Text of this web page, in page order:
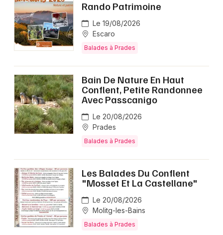
Rando Patrimoine
Le 19/08/2026
Escaro
Balades à Prades
Bain De Nature En Haut
Conflent, Petite Randonnee
Avec Passcanigo
Le 20/08/2026
Prades
Balades à Prades
Les Balades Du Conflent
"Mosset Et La Castellane"
Le 20/08/2026
Molitg-les-Bains
Balades à Prades